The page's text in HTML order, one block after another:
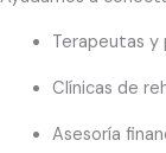
Terapeutas y
Clínicas de
Asesoría